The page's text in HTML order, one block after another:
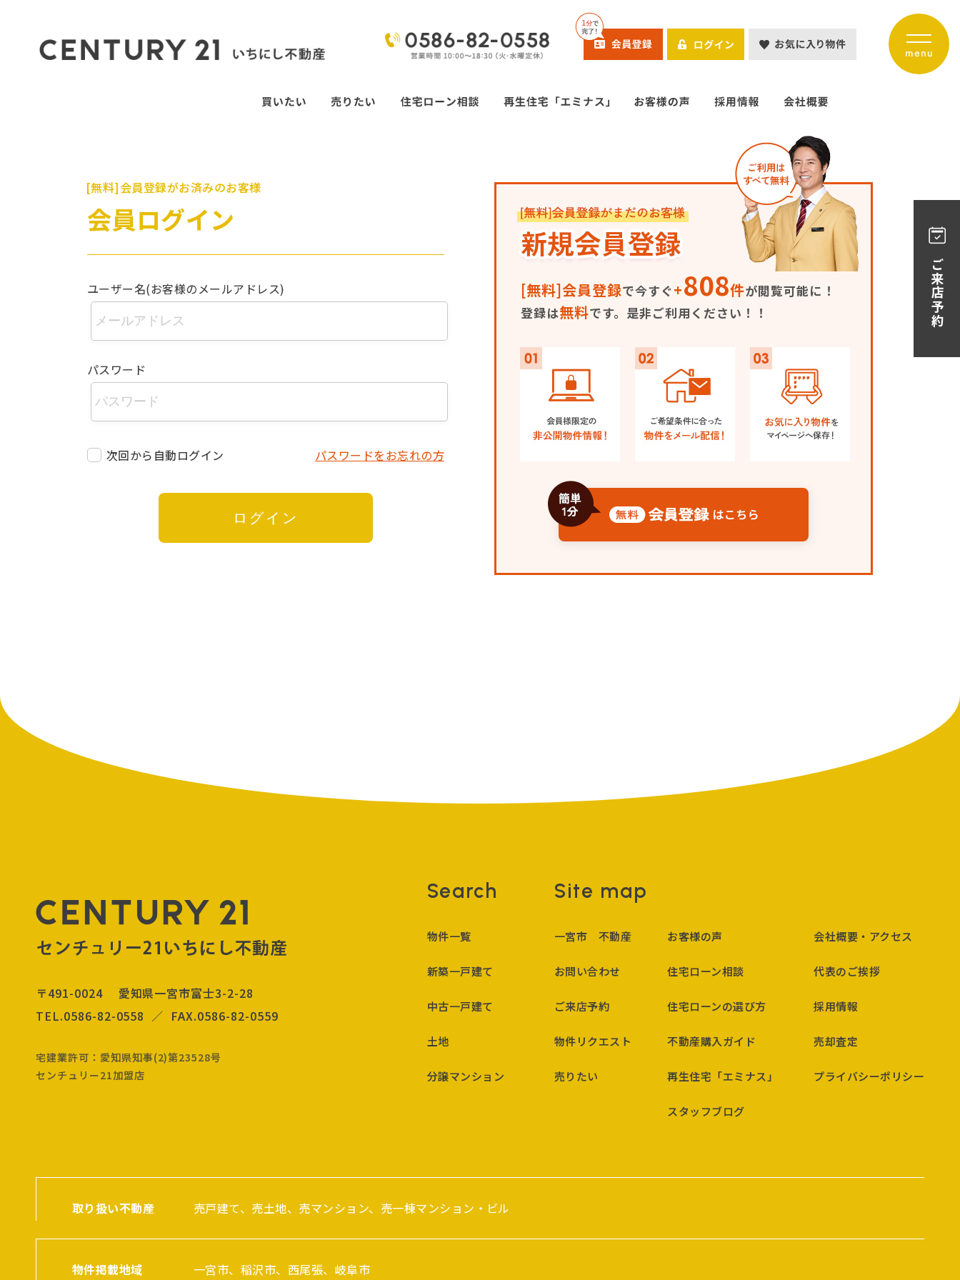
[無料]会員登録がお済みのお客様
会員ログイン
ユーザー名(お客様のメールアドレス)
パスワード
次回から自動ログイン パスワードをお忘れの方
[無料]会員登録で今すぐ+808件が閲覧可能に！
登録は無料です。是非ご利用ください！！
〒491-0024 愛知県一宮市富士3-2-28
TEL.0586-82-0558 ／ FAX.0586-82-0559
宅建業許可：愛知県知事(2)第23528号
センチュリー21加盟店
Search
物件一覧
新築一戸建て
中古一戸建て
土地
分譲マンション
Site map
一宮市 不動産
お問い合わせ
ご来店予約
物件リクエスト
売りたい
お客様の声
住宅ローン相談
住宅ローンの選び方
不動産購入ガイド
再生住宅「エミナス」
スタッフブログ
会社概要・アクセス
代表のご挨拶
採用情報
売却査定
プライバシーポリシー
取り扱い不動産 売戸建て、売土地、売マンション、売一棟マンション・ビル
物件掲載地域 一宮市、稲沢市、西尾張、岐阜市